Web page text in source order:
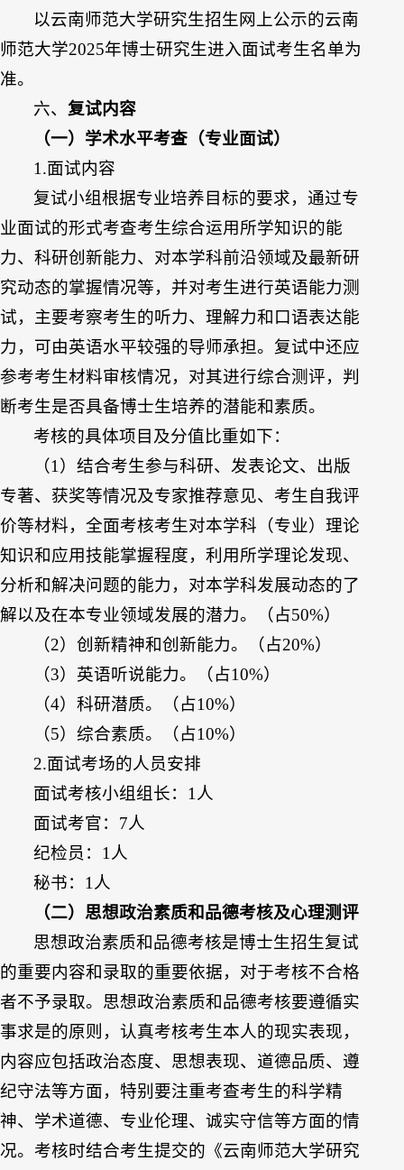
以云南师范大学研究生招生网上公示的云南
师范大学2025年博士研究生进入面试考生名单为
准。
六、 复试内容
（一）学术水平考查（专业面试）
1.面试内容
复试小组根据专业培养目标的要求，通过专
业面试的形式考查考生综合运用所学知识的能
力、科研创新能力、对本学科前沿领域及最新研
究动态的掌握情况等，并对考生进行英语能力测
试，主要考察考生的听力、理解力和口语表达能
力，可由英语水平较强的导师承担。复试中还应
参考考生材料审核情况，对其进行综合测评，判
断考生是否具备博士生培养的潜能和素质。
考核的具体项目及分值比重如下：
（1）结合考生参与科研、发表论文、出版
专著、获奖等情况及专家推荐意见、考生自我评
价等材料，全面考核考生对本学科（专业）理论
知识和应用技能掌握程度，利用所学理论发现、
分析和解决问题的能力，对本学科发展动态的了
解以及在本专业领域发展的潜力。（占50%）
（2）创新精神和创新能力。（占20%）
（3）英语听说能力。（占10%）
（4）科研潜质。（占10%）
（5）综合素质。（占10%）
2.面试考场的人员安排
面试考核小组组长：1人
面试考官：7人
纪检员：1人
秘书：1人
（二）思想政治素质和品德考核及心理测评
思想政治素质和品德考核是博士生招生复试
的重要内容和录取的重要依据，对于考核不合格
者不予录取。思想政治素质和品德考核要遵循实
事求是的原则，认真考核考生本人的现实表现，
内容应包括政治态度、思想表现、道德品质、遵
纪守法等方面，特别要注重考查考生的科学精
神、学术道德、专业伦理、诚实守信等方面的情
况。考核时结合考生提交的《云南师范大学研究